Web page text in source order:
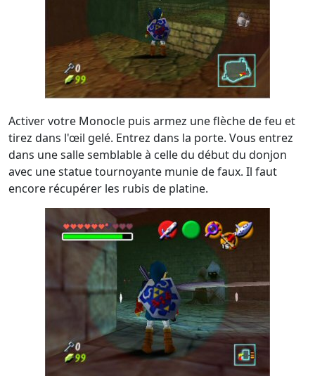
Activer votre Monocle puis armez une flèche de feu et
tirez dans l'œil gelé. Entrez dans la porte. Vous entrez
dans une salle semblable à celle du début du donjon
avec une statue tournoyante munie de faux. Il faut
encore récupérer les rubis de platine.